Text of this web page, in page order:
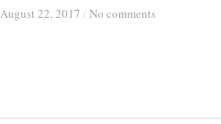
August 22, 2017 / No comments
August 22, 2017 / No comments